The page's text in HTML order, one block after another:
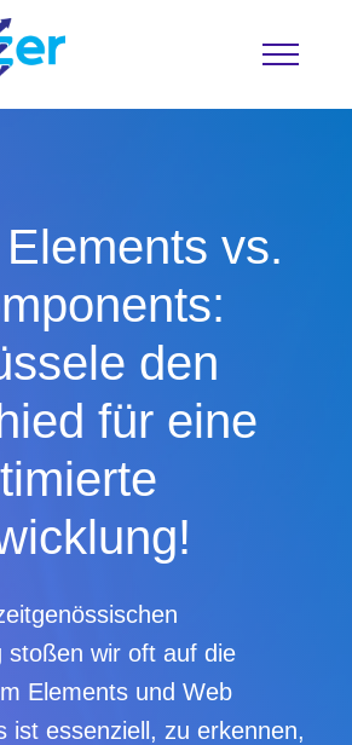
unseren kostenlosen Tools
Lookup
Lookup
(Google Fonts)
vs.
den
für eine
stoßen wir oft auf die
Elements und Web
ist essenziell, zu erkennen,